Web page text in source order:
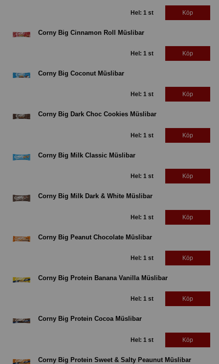
Hel: 1 st Köp
Corny Big Cinnamon Roll Müslibar
Hel: 1 st Köp
Corny Big Coconut Müslibar
Hel: 1 st Köp
Corny Big Dark Choc Cookies Müslibar
Hel: 1 st Köp
Corny Big Milk Classic Müslibar
Hel: 1 st Köp
Corny Big Milk Dark & White Müslibar
Hel: 1 st Köp
Corny Big Peanut Chocolate Müslibar
Hel: 1 st Köp
Corny Big Protein Banana Vanilla Müslibar
Hel: 1 st Köp
Corny Big Protein Cocoa Müslibar
Hel: 1 st Köp
Corny Big Protein Sweet & Salty Peaunut Müslibar